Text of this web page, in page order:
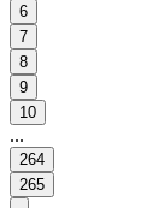
6
7
8
9
10
...
264
265